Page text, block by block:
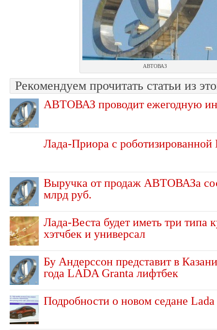
АВТОВАЗ
Рекомендуем прочитать статьи из
АВТОВАЗ проводит ежегодную
Лада-Приора с
Выручка от продаж АВТОВАЗа
млрд руб.
Лада-Веста будет иметь три типа
хэтчбек и универсал
Бу Андерссон представит в
года LADA Granta лифтбек
Подробности о новом седане Lada